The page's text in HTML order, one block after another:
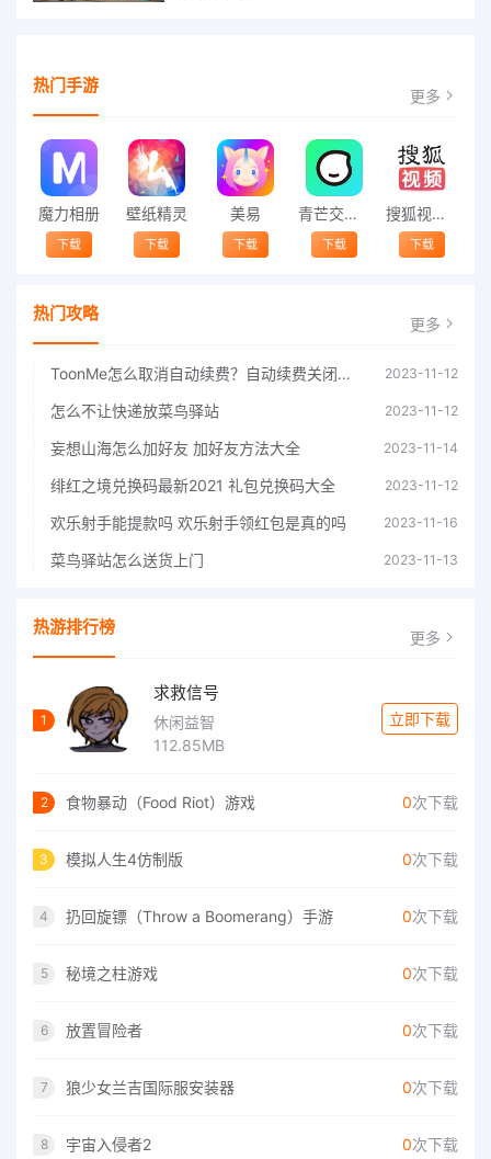
热门手游 更多
魔力相册
下载
壁纸精灵
下载
美易
下载
青芒交友软件官方版2021 v1.3
下载
搜狐视频app免费送会员下载安装到手机 v8.8.5
下载
热门攻略 更多
ToonMe怎么取消自动续费？自动续费关闭方法 2023-11-12
怎么不让快递放菜鸟驿站 2023-11-12
妄想山海怎么加好友 加好友方法大全 2023-11-14
绯红之境兑换码最新2021 礼包兑换码大全 2023-11-12
欢乐射手能提款吗 欢乐射手领红包是真的吗 2023-11-16
菜鸟驿站怎么送货上门 2023-11-13
热游排行榜 更多
1
求救信号
休闲益智
112.85MB
立即下载
2 食物暴动（Food Riot）游戏 0次下载
3 模拟人生4仿制版 0次下载
4 扔回旋镖（Throw a Boomerang）手游 0次下载
5 秘境之柱游戏 0次下载
6 放置冒险者 0次下载
7 狼少女兰吉国际服安装器 0次下载
8 宇宙入侵者2 0次下载